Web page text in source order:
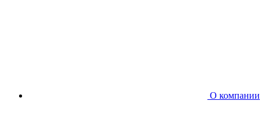
О компании